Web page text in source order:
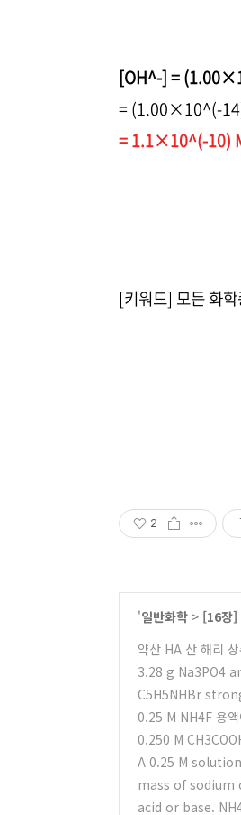
[OH^-] =
= (1.00×10^(-
= 1.1×10^(-10)
[키워드] 모든 화
2
'일반화학 > [16장]
약산 HA 산 해리
3.28 g Na3PO4
C5H5NHBr
0.25 M NH4F 용
0.250 M
A 0.25 M
mass of sodium
acid or base.